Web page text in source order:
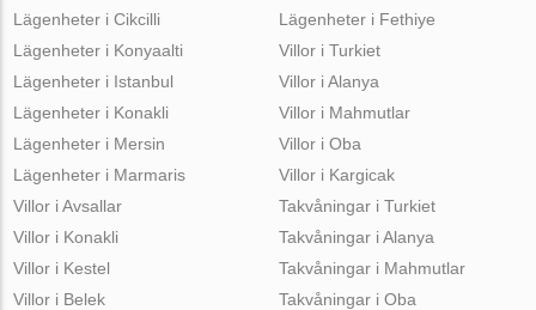
Lägenheter i Cikcilli
Lägenheter i Fethiye
Lägenheter i Konyaalti
Lägenheter i Istanbul
Lägenheter i Konakli
Lägenheter i Mersin
Lägenheter i Marmaris
Villor i Turkiet
Villor i Alanya
Villor i Mahmutlar
Villor i Oba
Villor i Kargicak
Villor i Avsallar
Villor i Konakli
Villor i Kestel
Villor i Belek
Takvåningar i Turkiet
Takvåningar i Alanya
Takvåningar i Mahmutlar
Takvåningar i Oba